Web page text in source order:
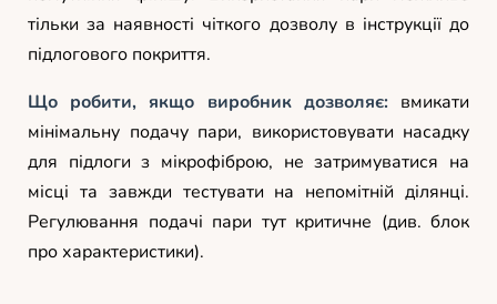
тільки за наявності чіткого дозволу в інструкції до
підлогового покриття.
Що робити, якщо виробник дозволяє:вмикати
мінімальну подачу пари, використовувати насадку
для підлоги з мікрофіброю, не затримуватися на
місці та завжди тестувати на непомітній ділянці.
Регулювання подачі пари тут критичне (див. блок
про характеристики).